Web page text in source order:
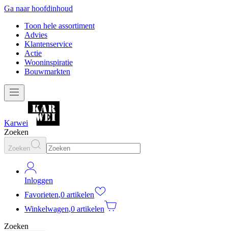
Ga naar hoofdinhoud
Toon hele assortiment
Advies
Klantenservice
Actie
Wooninspiratie
Bouwmarkten
Karwei
Zoeken
Zoeken
Inloggen
Favorieten,0 artikelen
Winkelwagen,0 artikelen
Zoeken